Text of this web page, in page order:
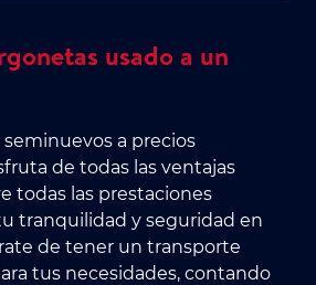
usado a un
a precios
de todas las ventajas
todas las prestaciones
tranquilidad y seguridad en
de tener un transporte
tus necesidades, contando